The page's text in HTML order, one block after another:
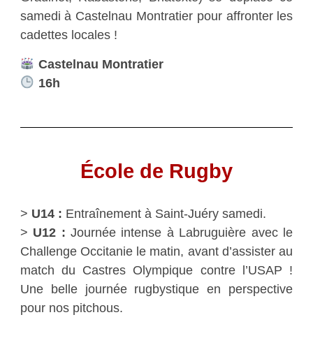
samedi à Castelnau Montratier pour affronter les
cadettes locales !
Castelnau Montratier
16h
École de Rugby
> U14 : Entraînement à Saint-Juéry samedi.
> U12 : Journée intense à Labruguière avec le
Challenge Occitanie le matin, avant d’assister au
match du Castres Olympique contre l’USAP !
Une belle journée rugbystique en perspective
pour nos pitchous.